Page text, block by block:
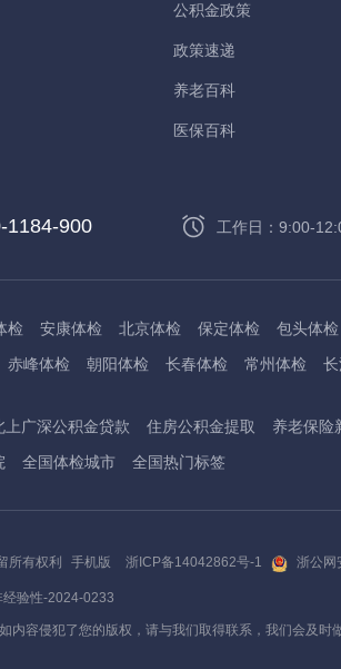
公积金政策
政策速递
养老百科
医保百科
1184-900 工作日：9:00-
检 安康体检 北京体检 保定体检 包头体检
赤峰体检 朝阳体检 长春体检 常州体检
广州体检 桂林体检 贵港体检 广元体检
合肥体检 淮南体检 淮北体检
晋中体检 锦州体检 吉林体检 齐齐哈尔体检
来宾体检
上广深公积金贷款 住房公积金提取 养老保险
全国体检城市 全国热门标签
所有权利 手机版 浙ICP备14042862号-1 浙公网
验性-2024-0233
内容侵犯了您的版权，请与我们取得联系，我们会及时